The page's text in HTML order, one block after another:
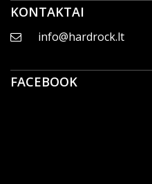
KONTAKTAI
info@hardrock.lt
FACEBOOK